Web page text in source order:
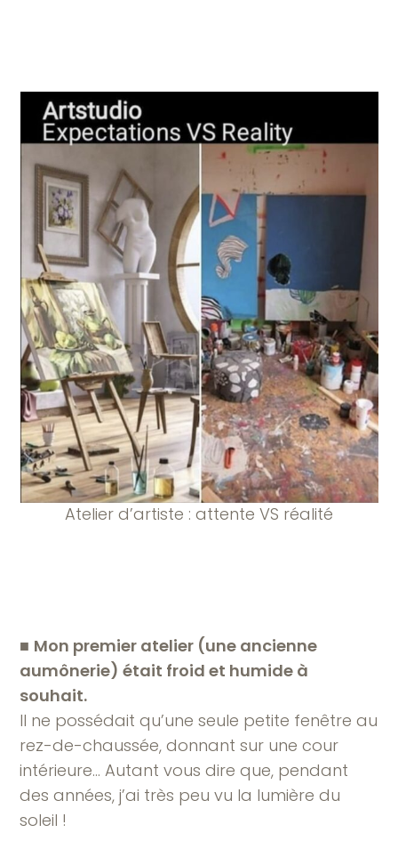
Atelier d’artiste : attente VS réalité
■ Mon premier atelier (une ancienne
aumônerie) était froid et humide à
souhait.
Il ne possédait qu’une seule petite fenêtre au
rez-de-chaussée, donnant sur une cour
intérieure… Autant vous dire que, pendant
des années, j’ai très peu vu la lumière du
soleil !